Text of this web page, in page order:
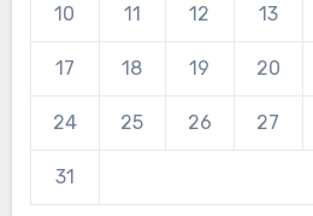
10 11 12 13
17 18 19 20
24 25 26 27
31